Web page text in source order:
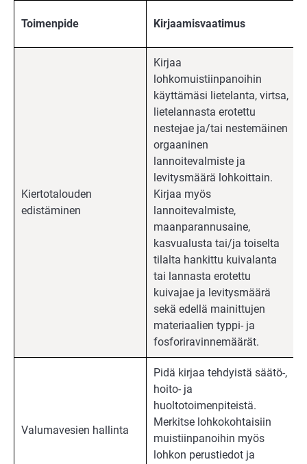
Toimenpide Kirjaamisvaatimus
Kiertotalouden
edistäminen
Kirjaa
lohkomuistiinpanoihin
käyttämäsi lietelanta, virtsa,
lietelannasta erotettu
nestejae ja/tai nestemäinen
orgaaninen
lannoitevalmiste ja
levitysmäärä lohkoittain.
Kirjaa myös
lannoitevalmiste,
maanparannusaine,
kasvualusta tai/ja toiselta
tilalta hankittu kuivalanta
tai lannasta erotettu
kuivajae ja levitysmäärä
sekä edellä mainittujen
materiaalien typpi- ja
fosforiravinnemäärät.
Valumavesien hallinta
Pidä kirjaa tehdyistä säätö-,
hoito- ja
huoltotoimenpiteistä.
Merkitse lohkokohtaisiin
muistiinpanoihin myös
lohkon perustiedot ja